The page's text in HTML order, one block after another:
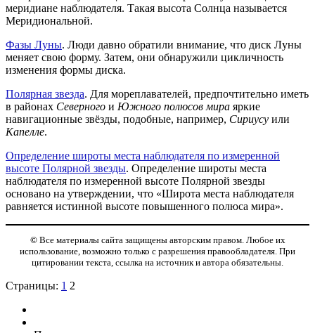
меридиане наблюдателя. Такая высота Cолнца называется
Меридиональной.
Фазы Луны. Люди давно обратили внимание, что диск Луны
меняет свою форму. Затем, они обнаружили цикличность
изменения формы диска.
Полярная звезда. Для мореплавателей, предпочтительно иметь
в районах Северного и Южного полюсов мира яркие
навигационные звёзды, подобные, например, Сириусу или
Капелле.
Определение широты места наблюдателя по измеренной
высоте Полярной звезды. Определение широты места
наблюдателя по измеренной высоте Полярной звезды
основано на утверждении, что «Широта места наблюдателя
равняется истинной высоте повышенного полюса мира».
©Все материалы сайта защищены авторским правом. Любое их
использование, возможно только с разрешения правообладателя. При
цитировании текста, ссылка на источник и автора обязательны.
Страницы: 1 2